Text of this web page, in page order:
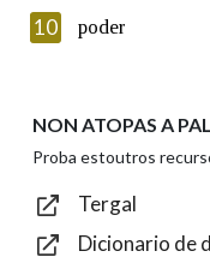
Enviar
10 poder
NON ATOPAS A
Proba estoutros
Tergal
Dicionario de